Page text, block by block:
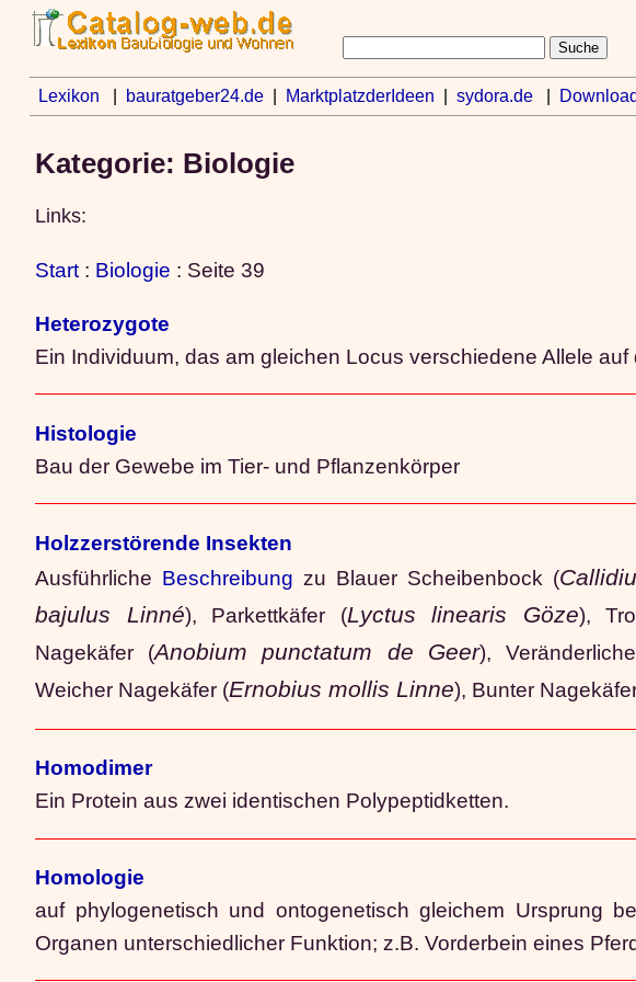
Lexikon bauratgeber24.de| MarktplatzderIdeen sydora.de| Download
Kategorie: Biologie
Links:
Start : Biologie : Seite 39
Heterozygote
Ein Individuum, das am gleichen Locus verschiedene Allele
Histologie
Bau der Gewebe im Tier- und Pflanzenkörper
Holzzerstörende Insekten
Ausführliche Beschreibung zu Blauer Scheibenbock (
bajulus Linné), Parkettkäfer (Lyctus linearis Göze),
Nagekäfer (Anobium punctatum de Geer),
Weicher Nagekäfer (Ernobius mollis Linne), Bunter
Homodimer
Ein Protein aus zwei identischen Polypeptidketten.
Homologie
auf phylogenetisch und ontogenetisch gleichem Ursprung
Organen unterschiedlicher Funktion; z.B. Vorderbein eines